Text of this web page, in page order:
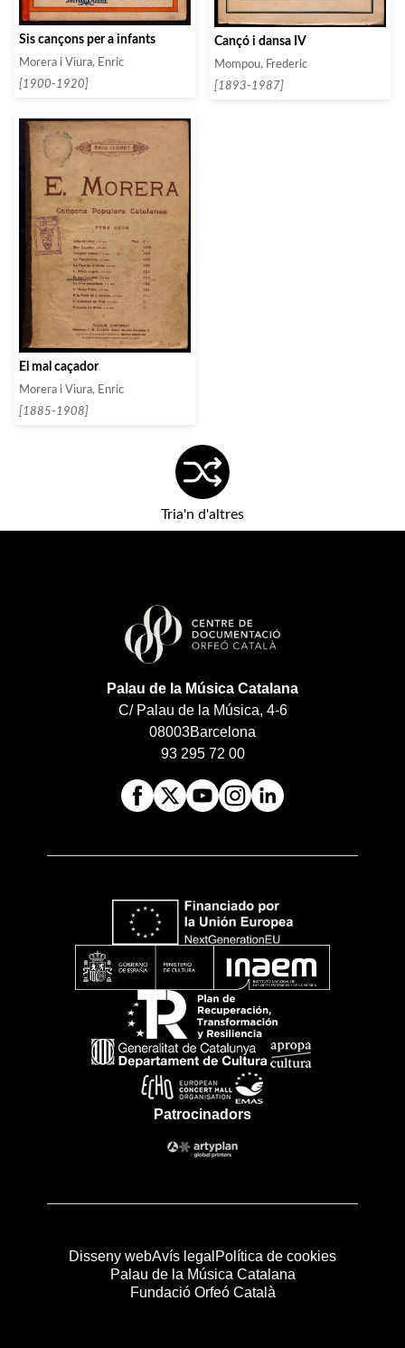
Sis cançons per a infants
Morera i Viura, Enric
[1900-1920]
Cançó i dansa IV
Mompou, Frederic
[1893-1987]
El mal caçador
Morera i Viura, Enric
[1885-1908]
Tria'n d'altres
Palau de la Música Catalana
C/ Palau de la Música, 4-6
08003Barcelona
93 295 72 00
Patrocinadors
Disseny webAvís legal Política de cookies
Palau de la Música Catalana
Fundació Orfeó Català